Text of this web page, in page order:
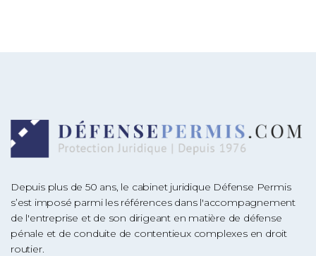
Depuis plus de 50 ans, le cabinet juridique Défense Permis
s’est imposé parmi les références dans l'accompagnement
de l'entreprise et de son dirigeant en matière de défense
pénale et de conduite de contentieux complexes en droit
routier.